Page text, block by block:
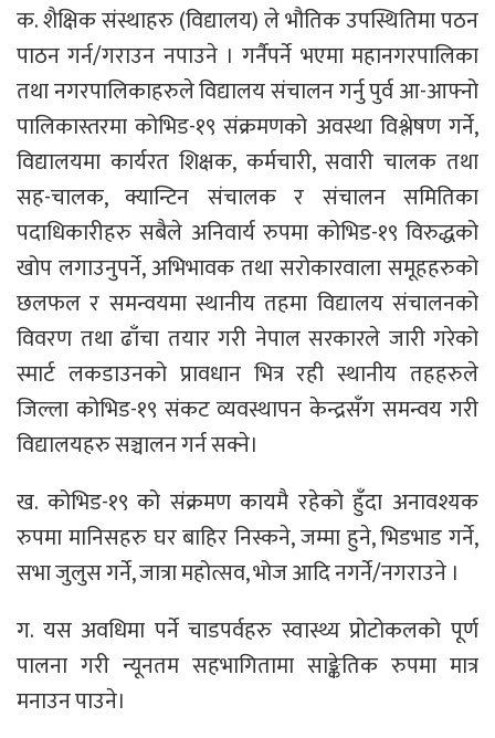
क. शैक्षिक संस्थाहरु (विद्यालय) ले भौतिक उपस्थितिमा पठन
पाठन गर्न/गराउन नपाउने । गर्नैपर्ने भएमा महानगरपालिका
तथा नगरपालिकाहरुले विद्यालय संचालन गर्नु पुर्व आ-आफ्नो
पालिकास्तरमा कोभिड-१९ संक्रमणको अवस्था विश्लेषण गर्ने,
विद्यालयमा कार्यरत शिक्षक, कर्मचारी, सवारी चालक तथा
सह-चालक, क्यान्टिन संचालक र संचालन समितिका
पदाधिकारीहरु सबैले अनिवार्य रुपमा कोभिड-१९ विरुद्धको
खोप लगाउनुपर्ने, अभिभावक तथा सरोकारवाला समूहहरुको
छलफल र समन्वयमा स्थानीय तहमा विद्यालय संचालनको
विवरण तथा ढाँचा तयार गरी नेपाल सरकारले जारी गरेको
स्मार्ट लकडाउनको प्रावधान भित्र रही स्थानीय तहहरुले
जिल्ला कोभिड-१९ संकट व्यवस्थापन केन्द्रसँग समन्वय गरी
विद्यालयहरु सञ्चालन गर्न सक्ने।
ख. कोभिड-१९ को संक्रमण कायमै रहेको हुँदा अनावश्यक
रुपमा मानिसहरु घर बाहिर निस्कने, जम्मा हुने, भिडभाड गर्ने,
सभा जुलुस गर्ने, जात्रा महोत्सव, भोज आदि नगर्ने/नगराउने ।
ग. यस अवधिमा पर्ने चाडपर्वहरु स्वास्थ्य प्रोटोकलको पूर्ण
पालना गरी न्यूनतम सहभागितामा साङ्केतिक रुपमा मात्र
मनाउन पाउने।